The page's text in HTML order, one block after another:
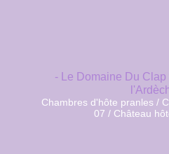
- Le Domaine Du
Chambres d'hôte pranles /
07 / Château